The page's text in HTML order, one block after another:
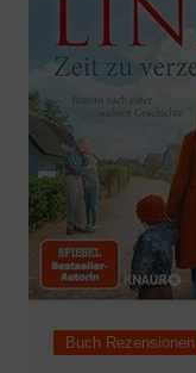
Buch Rezensionen